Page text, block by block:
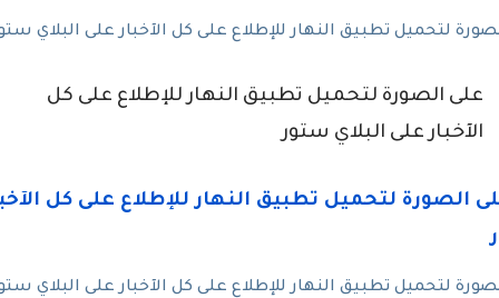
لتحميل تطبيق النهار للإطلاع على كل الآخبار على البلاي
على الصورة لتحميل تطبيق النهار للإطلاع على كل
الآخبار على البلاي ستور
لتحميل تطبيق النهار للإطلاع على كل الآخبار على البلاي